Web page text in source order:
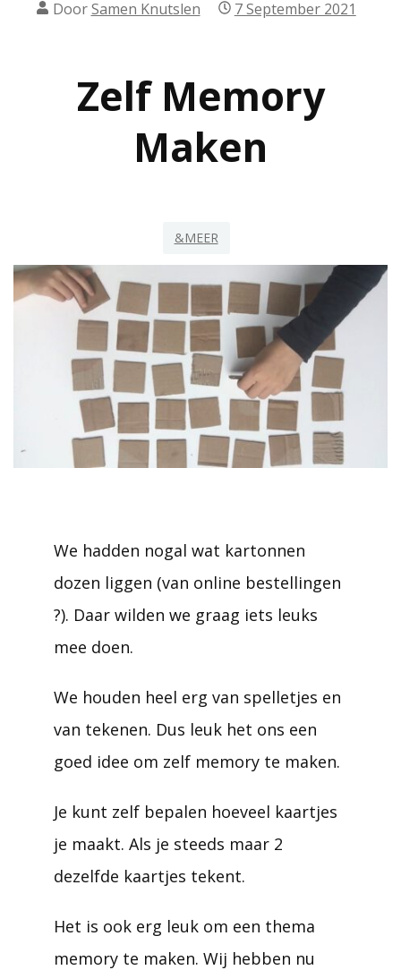
DoorSamen Knutslen 7 September 2021
Zelf Memory
Maken
&MEER
We hadden nogal wat kartonnen
dozen liggen (van online bestellingen
?). Daar wilden we graag iets leuks
mee doen.
We houden heel erg van spelletjes en
van tekenen. Dus leuk het ons een
goed idee om zelf memory te maken.
Je kunt zelf bepalen hoeveel kaartjes
je maakt. Als je steeds maar 2
dezelfde kaartjes tekent.
Het is ook erg leuk om een thema
memory te maken. Wij hebben nu